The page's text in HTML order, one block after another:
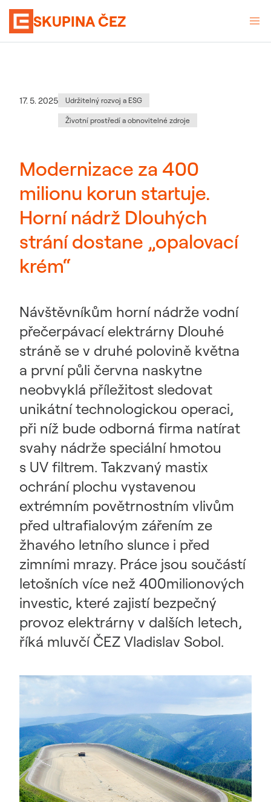
SKUPINA ČEZ
Datum zveřejnění
17. 5. 2025Kategorie:
Udržitelný rozvoj a ESG
Životní prostředí a obnovitelné zdroje
Modernizace za 400
milionu korun startuje.
Horní nádrž Dlouhých
strání dostane „opalovací
krém“
Návštěvníkům horní nádrže vodní
přečerpávací elektrárny Dlouhé
stráně se v druhé polovině května
a první půli června naskytne
neobvyklá příležitost sledovat
unikátní technologickou operaci,
při níž bude odborná firma natírat
svahy nádrže speciální hmotou
s UV filtrem. Takzvaný mastix
ochrání plochu vystavenou
extrémním povětrnostním vlivům
před ultrafialovým zářením ze
žhavého letního slunce i před
zimními mrazy. Práce jsou součástí
letošních více než 400milionových
investic, které zajistí bezpečný
provoz elektrárny v dalších letech,
říká mluvčí ČEZ Vladislav Sobol.